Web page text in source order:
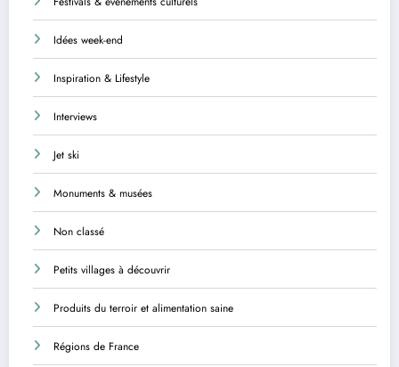
Idées week-end
Inspiration & Lifestyle
Interviews
Jet ski
Monuments & musées
Non classé
Petits villages à découvrir
Produits du terroir et alimentation saine
Régions de France